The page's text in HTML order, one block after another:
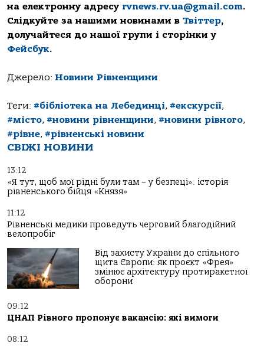
на електронну адресу rvnews.rv.ua@gmail.com.
Слідкуйте за нашими новинами в Твіттер,
долучайтеся до нашої групи і сторінки у
Фейсбук.
Джерело: Новини Рівненщини
Теги: #бібліотека на Лебединці, #екскурсії,
#місто, #новини рівненщини, #новини рівного,
#рівне, #рівненські новини
СВІЖІ НОВИНИ
13:12
«Я тут, щоб мої рідні були там – у безпеці»: історія
рівненського бійця «Князя»
11:12
Рівненські медики проведуть черговий благодійний
велопробіг
Від захисту України до спільного
щита Європи: як проєкт «Фрея»
змінює архітектуру протиракетної
оборони
09:12
ЦНАП Рівного пропонує вакансію: які вимоги
08:12